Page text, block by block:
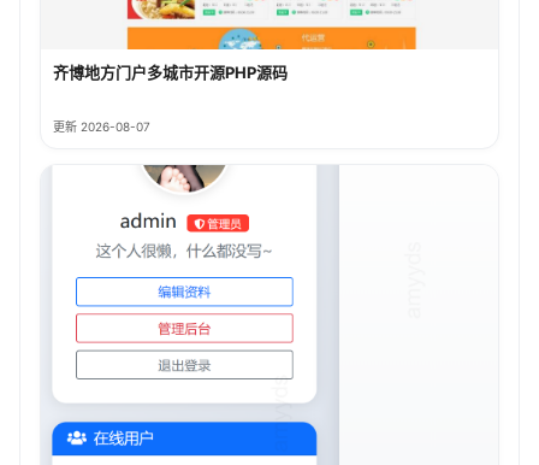
齐博地方门户多城市开源PHP源码
更新 2026-08-07